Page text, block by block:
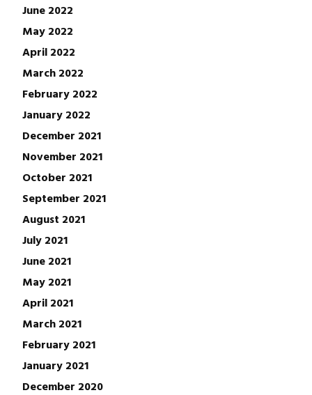
June 2022
May 2022
April 2022
March 2022
February 2022
January 2022
December 2021
November 2021
October 2021
September 2021
August 2021
July 2021
June 2021
May 2021
April 2021
March 2021
February 2021
January 2021
December 2020